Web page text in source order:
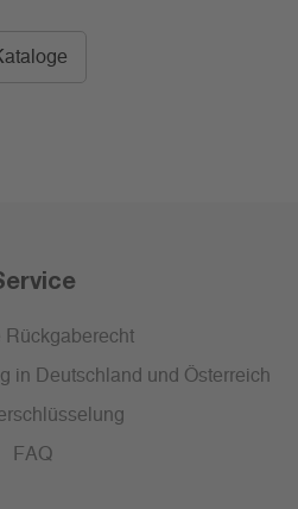
Rückgaberecht
in Deutschland und Österreich
FAQ